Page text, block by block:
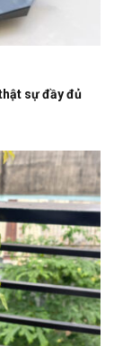
sự đầy đủ